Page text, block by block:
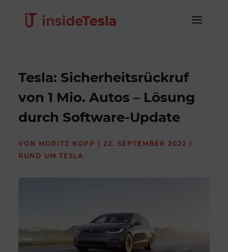
Tesla: Sicherheitsrückruf
von 1 Mio. Autos – Lösung
durch Software-Update
VON MORITZ KOPP |22. SEPTEMBER 2022
RUND UM TESLA